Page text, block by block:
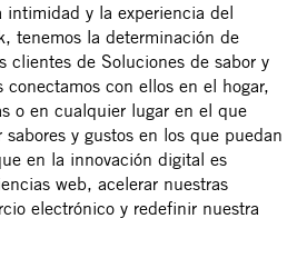
intimidad y la experiencia del
tenemos la determinación de
clientes de Soluciones de sabor y
conectamos con ellos en el hogar,
o en cualquier lugar en el que
y gustos en los que puedan
en la innovación digital es
web, acelerar nuestras
electrónico y redefinir nuestra